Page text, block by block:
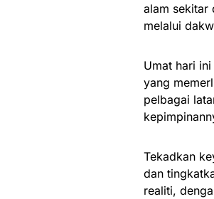
alam sekitar
melalui
Umat hari
yang
pelbagai
Tekadkan
dan
realiti,